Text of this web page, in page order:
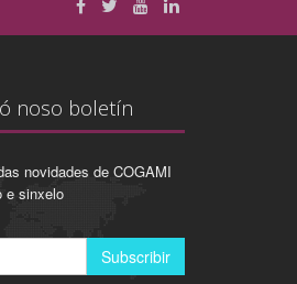
noso boletín
novidades de COGAMI
e sinxelo
Subscribir